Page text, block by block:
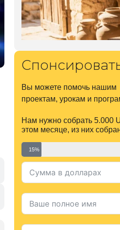
Вы можете помочь нашим
проектам, урокам и
Нам нужно собрать 5.000
этом месяце, из них
15%